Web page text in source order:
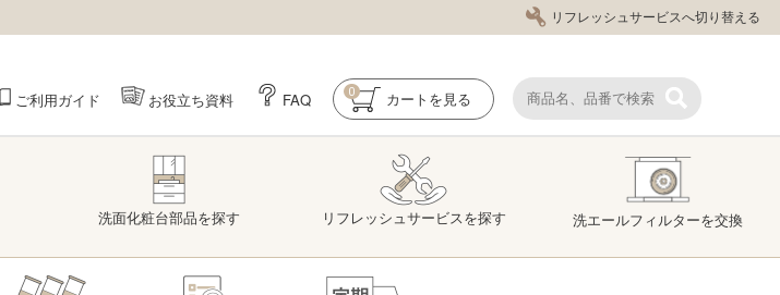
リフレッシュサービスへ切り替える
ご利用ガイド お役立ち資料 FAQ カート を見る
0
洗面化粧台部品を探す リフレッシュサービスを探す 洗エールフィルターを交換